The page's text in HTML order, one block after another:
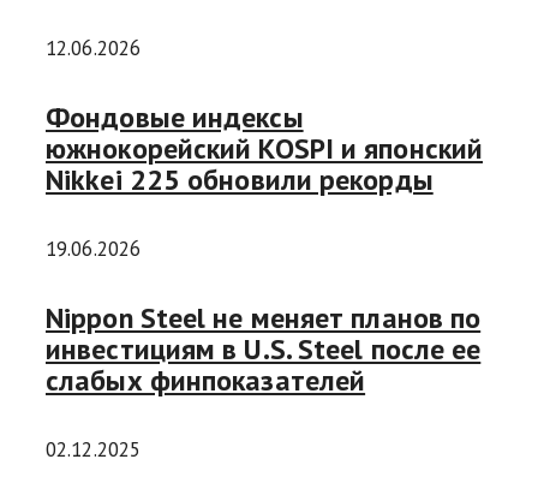
12.06.2026
Фондовые индексы
южнокорейский KOSPI и японский
Nikkei 225 обновили рекорды
19.06.2026
Nippon Steel не меняет планов по
инвестициям в U.S. Steel после ее
слабых финпоказателей
02.12.2025